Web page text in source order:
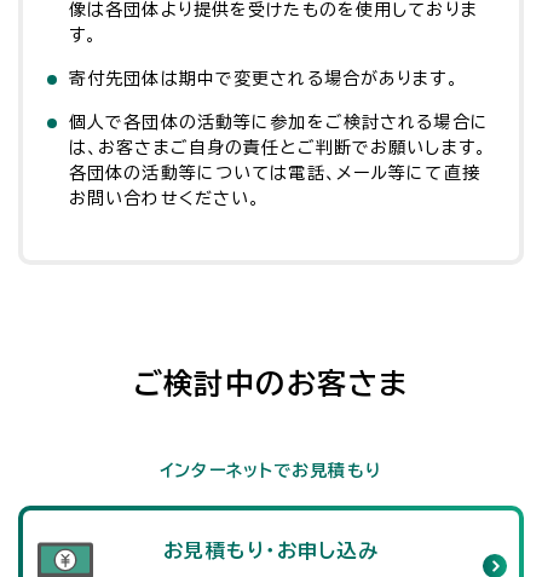
像は各団体より提供を受けたものを使用しておりま
す。
寄付先団体は期中で変更される場合があります。
個人で各団体の活動等に参加をご検討される場合に
は、お客さまご自身の責任とご判断でお願いします。
各団体の活動等については電話、メール等にて直接
お問い合わせください。
ご検討中のお客さま
インターネットでお見積もり
お見積もり・お申し込み